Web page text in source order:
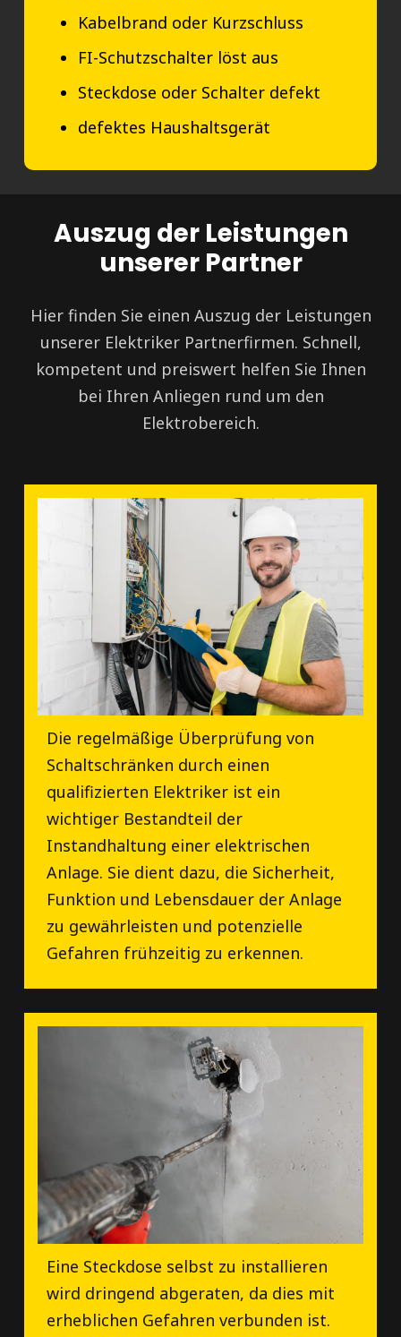
Kabelbrand oder Kurzschluss
FI-Schutzschalter löst aus
Steckdose oder Schalter defekt
defektes Haushaltsgerät
Auszug der Leistungen
unserer Partner
Hier finden Sie einen Auszug der Leistungen
unserer Elektriker Partnerfirmen. Schnell,
kompetent und preiswert helfen Sie Ihnen
bei Ihren Anliegen rund um den
Elektrobereich.
Die regelmäßige Überprüfung von
Schaltschränken durch einen
qualifizierten Elektriker ist ein
wichtiger Bestandteil der
Instandhaltung einer elektrischen
Anlage. Sie dient dazu, die Sicherheit,
Funktion und Lebensdauer der Anlage
zu gewährleisten und potenzielle
Gefahren frühzeitig zu erkennen.
Eine Steckdose selbst zu installieren
wird dringend abgeraten, da dies mit
erheblichen Gefahren verbunden ist.